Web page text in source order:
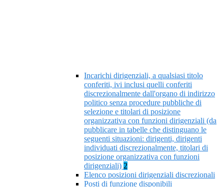
Incarichi dirigenziali, a qualsiasi titolo
conferiti, ivi inclusi quelli conferiti
discrezionalmente dall'organo di indirizzo
politico senza procedure pubbliche di
selezione e titolari di posizione
organizzativa con funzioni dirigenziali (da
pubblicare in tabelle che distinguano le
seguenti situazioni: dirigenti, dirigenti
individuati discrezionalmente, titolari di
posizione organizzativa con funzioni
dirigenziali) 2
Elenco posizioni dirigenziali discrezionali
Posti di funzione disponibili